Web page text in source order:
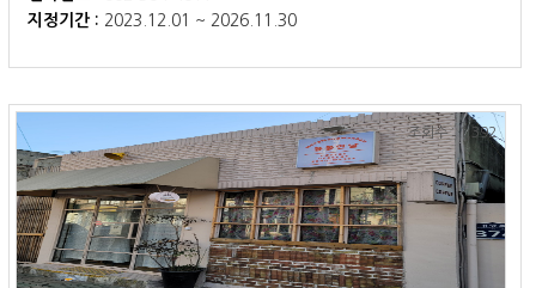
지정기간 : 2023.12.01 ~ 2026.11.30
조회수 : 1,392